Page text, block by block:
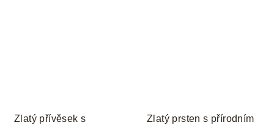
Zlatý přívěsek s
Zlatý prsten s přírodním